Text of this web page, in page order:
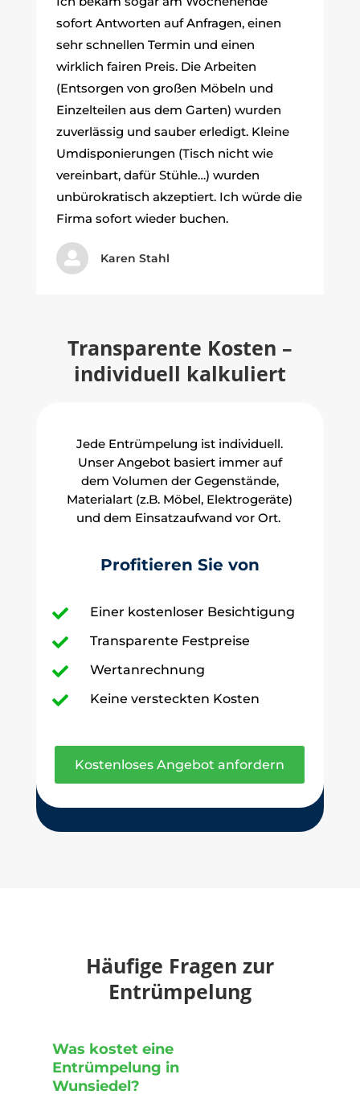
sofort Antworten auf Anfragen, einen
sehr schnellen Termin und einen
wirklich fairen Preis. Die Arbeiten
(Entsorgen von großen Möbeln und
Einzelteilen aus dem Garten) wurden
zuverlässig und sauber erledigt. Kleine
Umdisponierungen (Tisch nicht wie
vereinbart, dafür Stühle…) wurden
unbürokratisch akzeptiert. Ich würde die
Firma sofort wieder buchen.
 Karen Stahl
Transparente Kosten –
individuell kalkuliert
Jede Entrümpelung ist individuell.
Unser Angebot basiert immer auf
dem Volumen der Gegenstände,
Materialart (z.B. Möbel, Elektrogeräte)
und dem Einsatzaufwand vor Ort.
Profitieren Sie von
 Einer kostenloser Besichtigung
 Transparente Festpreise
 Wertanrechnung
 Keine versteckten Kosten
Kostenloses Angebot anfordern
Häufige Fragen zur
Entrümpelung
Was kostet eine
Entrümpelung in
Wunsiedel?